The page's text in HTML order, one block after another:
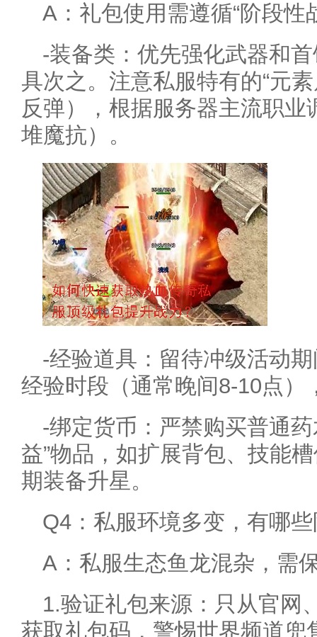
A：礼包使用需遵循“阶段性
-装备类：优先强化武器和
具次之。注意私服特有的“元
反弹），根据服务器主流职
堆魔抗）。
-经验道具：留待冲级活动
经验时段（通常晚间8-10点）
-绑定货币：严禁购买普通
益”物品，如扩展背包、技能
期装备升星。
Q4：私服环境多变，有哪
A：私服生态鱼龙混杂，需
1.验证礼包来源：只从官网
获取礼包码，警惕世界频道兜